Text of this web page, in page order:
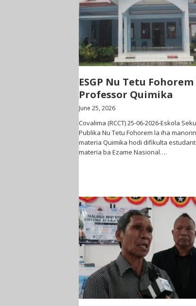
ESGP Nu Tetu
Professor Quimika
June 25, 2026
Covalima (RCCT) 25-06-2026-Eskola
Publika Nu Tetu Fohorem la iha
materia Quimika hodi difikulta
materia ba Ezame Nasional….